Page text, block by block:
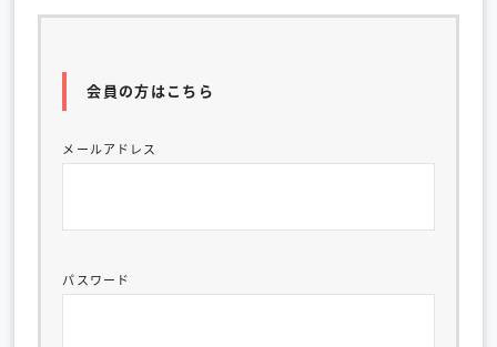
会員の方はこちら
メールアドレス
パスワード